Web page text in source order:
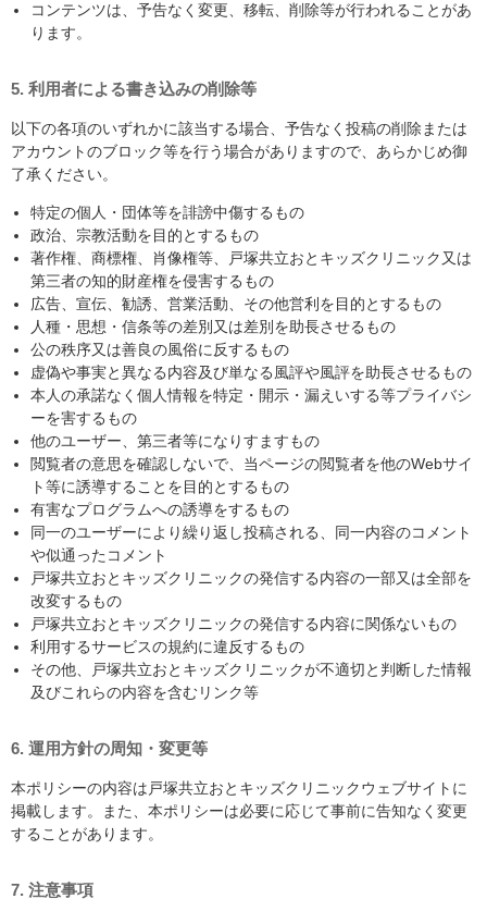
コンテンツは、予告なく変更、移転、削除等が行われることがあ
ります。
5. 利用者による書き込みの削除等
以下の各項のいずれかに該当する場合、予告なく投稿の削除または
アカウントのブロック等を行う場合がありますので、あらかじめ御
了承ください。
特定の個人・団体等を誹謗中傷するもの
政治、宗教活動を目的とするもの
著作権、商標権、肖像権等、戸塚共立おとキッズクリニック又は
第三者の知的財産権を侵害するもの
広告、宣伝、勧誘、営業活動、その他営利を目的とするもの
人種・思想・信条等の差別又は差別を助長させるもの
公の秩序又は善良の風俗に反するもの
虚偽や事実と異なる内容及び単なる風評や風評を助長させるもの
本人の承諾なく個人情報を特定・開示・漏えいする等プライバシ
ーを害するもの
他のユーザー、第三者等になりすますもの
閲覧者の意思を確認しないで、当ページの閲覧者を他のWebサイ
ト等に誘導することを目的とするもの
有害なプログラムへの誘導をするもの
同一のユーザーにより繰り返し投稿される、同一内容のコメント
や似通ったコメント
戸塚共立おとキッズクリニックの発信する内容の一部又は全部を
改変するもの
戸塚共立おとキッズクリニックの発信する内容に関係ないもの
利用するサービスの規約に違反するもの
その他、戸塚共立おとキッズクリニックが不適切と判断した情報
及びこれらの内容を含むリンク等
6. 運用方針の周知・変更等
本ポリシーの内容は戸塚共立おとキッズクリニックウェブサイトに
掲載します。また、本ポリシーは必要に応じて事前に告知なく変更
することがあります。
7. 注意事項